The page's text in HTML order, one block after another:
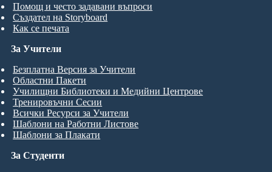
Помощ и често задавани въпроси
Създател на Storyboard
Как се печата
За Студенти
За Учители
Безплатна Версия за Учители
Областни Пакети
Училищни Библиотеки и Медийни Центрове
Тренировъчни Сесии
Всички Ресурси за Учители
Шаблони на Работни Листове
Шаблони за Плакати